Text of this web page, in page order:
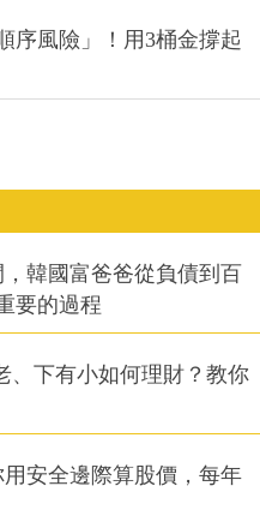
序風險」！用3桶金撐起
韓國富爸爸從負債到百
要的過程
、下有小如何理財？教你
安全邊際算股價，每年